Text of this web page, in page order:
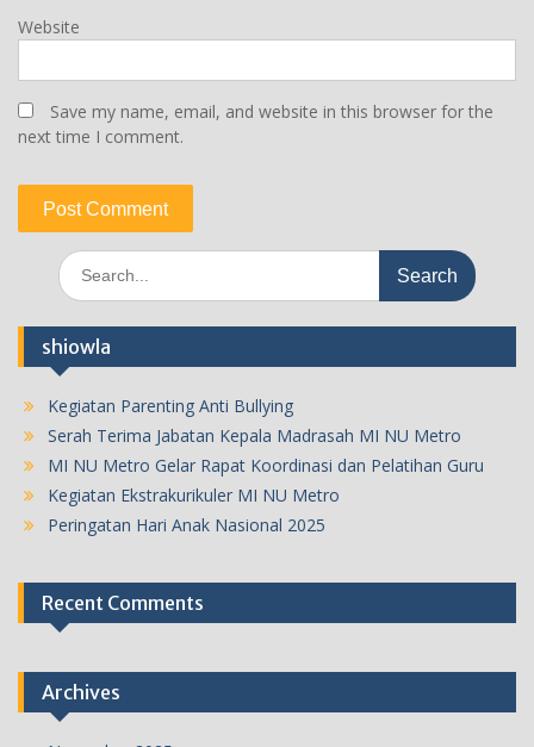
Website
Save my name, email, and website in this browser for the
next time I comment.
Search
for:
shiowla
Kegiatan Parenting Anti Bullying
Serah Terima Jabatan Kepala Madrasah MI NU Metro
MI NU Metro Gelar Rapat Koordinasi dan Pelatihan Guru
Kegiatan Ekstrakurikuler MI NU Metro
Peringatan Hari Anak Nasional 2025
Recent Comments
Archives